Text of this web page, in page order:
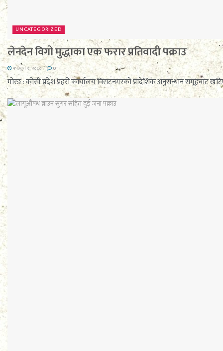
UNCATEGORIZED
लेनदेन विगो मुद्धाका एक फरार प्रतिवादी पक्राउ
फाल्गुन ९, २०८० 0
मोरङ : कोसी प्रदेश प्रहरी कार्यालय विराटनगरको प्रादेशिक अनुसन्धान समूहबाट